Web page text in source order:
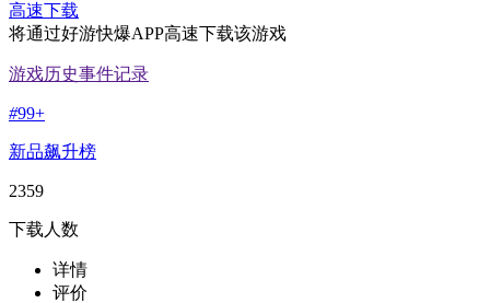
高速下载
将通过好游快爆APP高速下载该游戏
游戏历史事件记录
#99+
新品飙升榜
2359
下载人数
详情
评价